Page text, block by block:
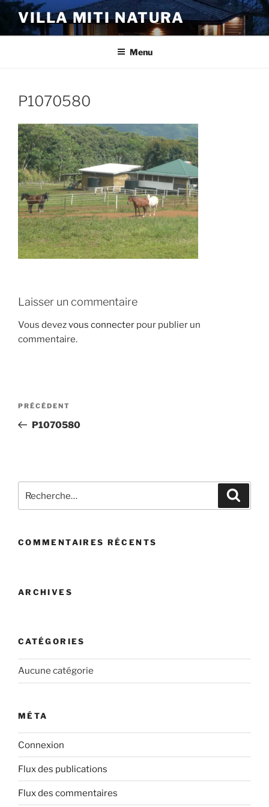
Aller
contenu
VILLA MITI NATURA
Menu
P1070580
Laisser un commentaire
Vous devezvous connecter pour publier un
commentaire.
Navigation
l’article
Article
précédent
PRÉCÉDENT
P1070580
pour
COMMENTAIRES RÉCENTS
ARCHIVES
CATÉGORIES
Aucune catégorie
MÉTA
Connexion
Flux des publications
Flux des commentaires